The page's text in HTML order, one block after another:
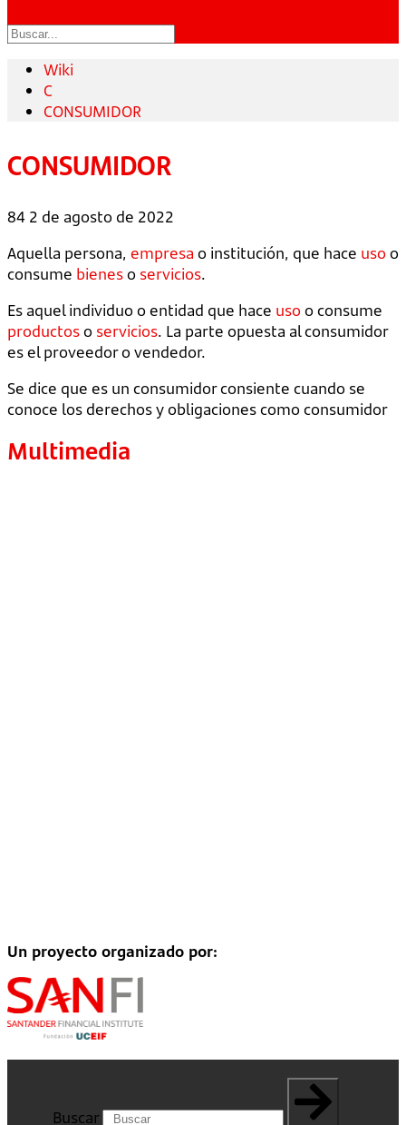
Wiki
C
CONSUMIDOR
CONSUMIDOR
84 2 de agosto de 2022
Aquella persona, empresa o institución, que hace usoo
consume bieneso servicios.
Es aquel individuo o entidad que hace usoo consume
productoso servicios. La parte opuesta al consumidor
es el proveedor o vendedor.
Se dice que es un consumidor consiente cuando se
conoce los derechos y obligaciones como consumidor
Un proyecto organizado por:
Buscar